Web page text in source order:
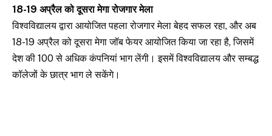
18-19 अप्रैल को दूसरा मेगा रोजगार मेला
विश्वविद्यालय द्वारा आयोजित पहला रोजगार मेला बेहद सफल रहा, और अब
18-19 अप्रैल को दूसरा मेगा जॉब फेयर आयोजित किया जा रहा है, जिसमें
देश की 100 से अधिक कंपनियां भाग लेंगी। इसमें विश्वविद्यालय और सम्बद्ध
कॉलेजों के छात्र भाग ले सकेंगे।